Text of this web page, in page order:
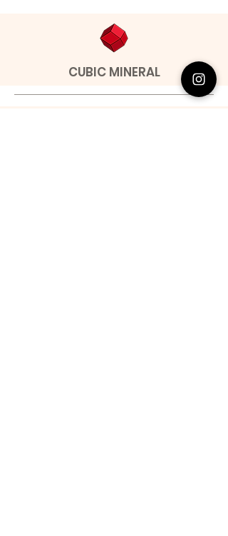
CUBIC MINERAL